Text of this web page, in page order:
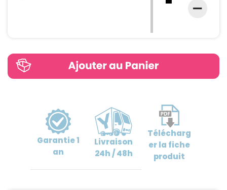
Garantie1
an
Livraison
24h / 48h
Télécharg
erla fiche
produit